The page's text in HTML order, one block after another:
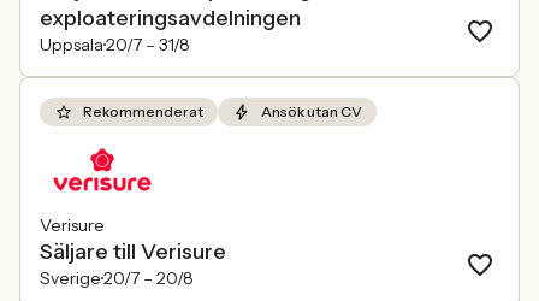
exploateringsavdelningen
Uppsala20/7 – 31/8
Rekommenderat Ansök utan CV
Verisure
Säljare till Verisure
Sverige20/7 – 20/8